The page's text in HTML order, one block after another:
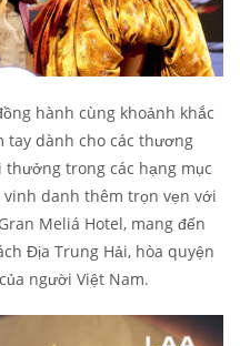
hành cùng khoảnh khắc
dành cho các thương
trong các hạng mục
danh thêm trọn vẹn với
Meliá Hotel, mang đến
Địa Trung Hải, hòa quyện
người Việt Nam.